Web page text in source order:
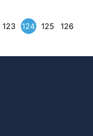
123 124 125
126